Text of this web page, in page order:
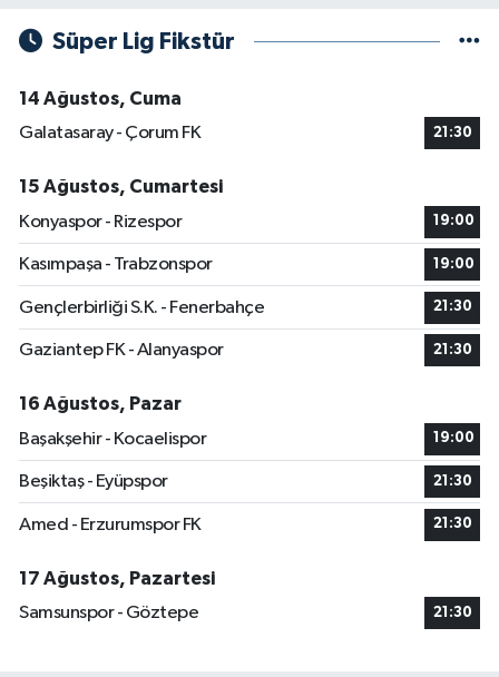
Süper Lig Fikstür
14 Ağustos, Cuma
Galatasaray - Çorum FK
21:30
15 Ağustos, Cumartesi
Konyaspor - Rizespor
19:00
Kasımpaşa - Trabzonspor 19:00
Gençlerbirliği S.K. - Fenerbahçe 21:30
Gaziantep FK - Alanyaspor 21:30
16 Ağustos, Pazar
Başakşehir - Kocaelispor
19:00
Beşiktaş - Eyüpspor 21:30
Amed - Erzurumspor FK 21:30
17 Ağustos, Pazartesi
Samsunspor - Göztepe
21:30